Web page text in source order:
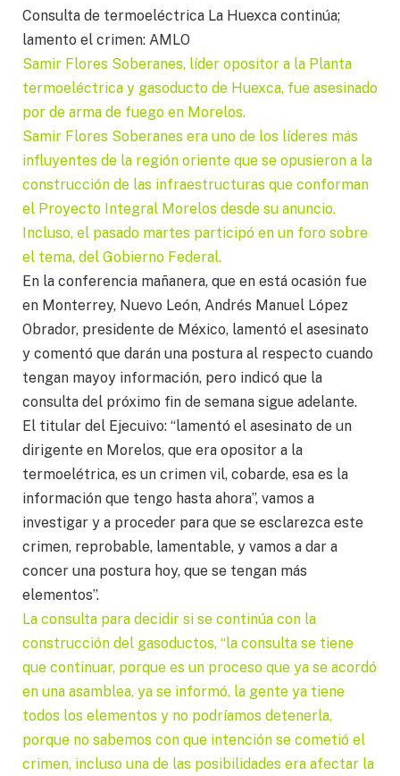
Consulta de termoeléctrica La Huexca continúa;
lamento el crimen: AMLO
Samir Flores Soberanes, líder opositor a la Planta
termoeléctrica y gasoducto de Huexca, fue asesinado
por de arma de fuego en Morelos.
Samir Flores Soberanes era uno de los líderes más
influyentes de la región oriente que se opusieron a la
construcción de las infraestructuras que conforman
el Proyecto Integral Morelos desde su anuncio.
Incluso, el pasado martes participó en un foro sobre
el tema, del Gobierno Federal.
En la conferencia mañanera, que en está ocasión fue
en Monterrey, Nuevo León, Andrés Manuel López
Obrador, presidente de México, lamentó el asesinato
y comentó que darán una postura al respecto cuando
tengan mayoy información, pero indicó que la
consulta del próximo fin de semana sigue adelante.
El titular del Ejecuivo: “lamentó el asesinato de un
dirigente en Morelos, que era opositor a la
termoelétrica, es un crimen vil, cobarde, esa es la
información que tengo hasta ahora”, vamos a
investigar y a proceder para que se esclarezca este
crimen, reprobable, lamentable, y vamos a dar a
concer una postura hoy, que se tengan más
elementos”.
La consulta para decidir si se continúa con la
construcción del gasoductos, “la consulta se tiene
que continuar, porque es un proceso que ya se acordó
en una asamblea, ya se informó, la gente ya tiene
todos los elementos y no podríamos detenerla,
porque no sabemos con que intención se cometió el
crimen, incluso una de las posibilidades era afectar la